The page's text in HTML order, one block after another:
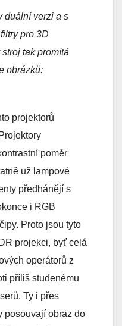
duální verzi a s
pro 3D
tak promítá
obrázků:
projektorů
poměr
už lampové
předhánějí s
i RGB
Proto jsou tyto
projekci, byť celá
operátorů z
příliš studenému
Ty i přes
posouvají obraz do